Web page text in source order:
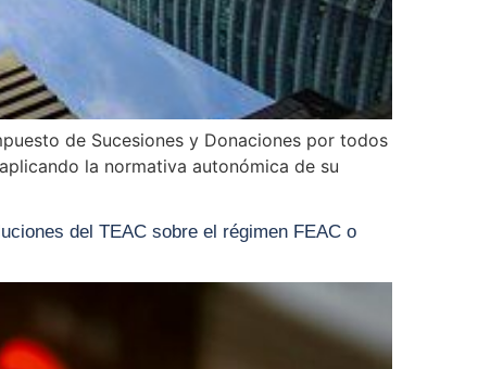
de Sucesiones y Donaciones por todos
la normativa autonómica de su
del TEAC sobre el régimen FEAC o